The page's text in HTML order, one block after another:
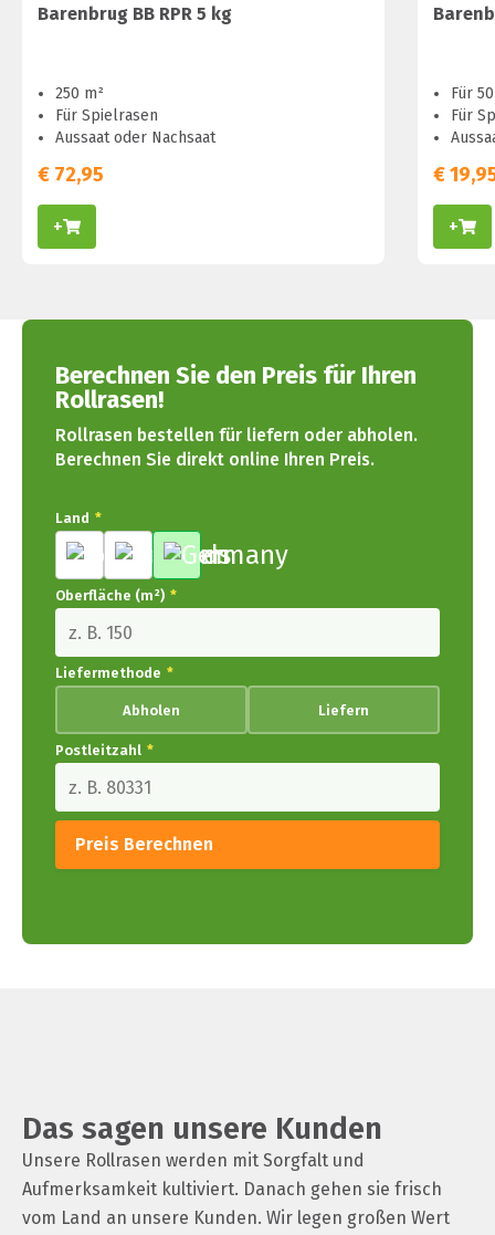
Barenbrug BB RPR 5 kg
250 m²
Für Spielrasen
Aussaat oder Nachsaat
€ 72,95
+
Für
Für
€
+
Berechnen Sie den Preis für Ihren
Rollrasen!
Rollrasen bestellen für liefern oder abholen.
Berechnen Sie direkt online Ihren Preis.
Land *
Oberfläche (m²) *
Liefermethode *
Abholen Liefern
Postleitzahl *
Preis Berechnen
Das sagen unsere Kunden
Unsere Rollrasen werden mit Sorgfalt und
Aufmerksamkeit kultiviert. Danach gehen sie frisch
vom Land an unsere Kunden. Wir legen großen Wert